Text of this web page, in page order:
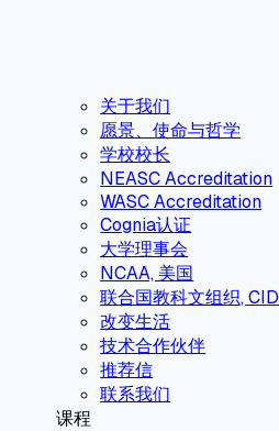
关于我们
愿景、使命与哲学
学校校长
NEASC Accreditation
WASC Accreditation
Cognia认证
大学理事会
NCAA, 美国
联合国教科文组织, CID
改变生活
技术合作伙伴
推荐信
联系我们
课程